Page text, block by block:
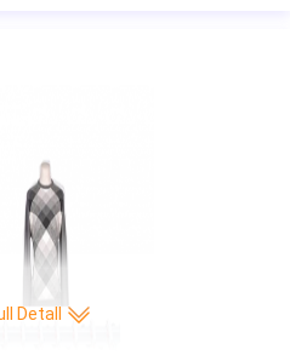
Detall